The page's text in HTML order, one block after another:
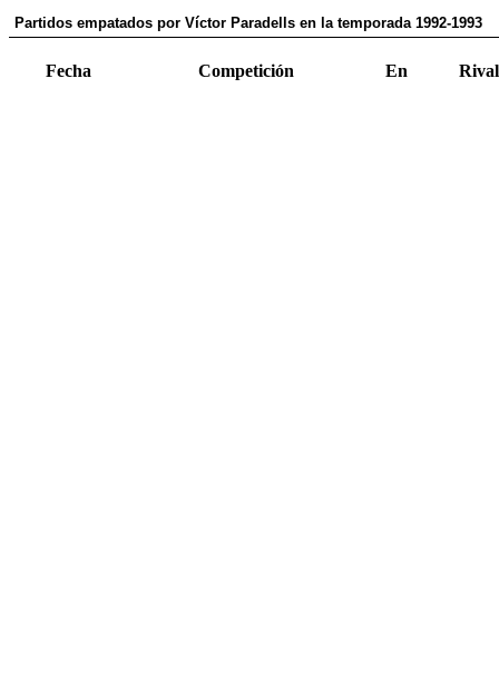
Partidos empatados por Víctor Paradells en la temporada 1992-1993
Fecha Competición En Rival